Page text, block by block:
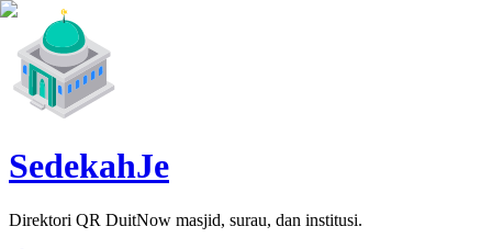
SedekahJe
Direktori QR DuitNow masjid, surau, dan institusi.